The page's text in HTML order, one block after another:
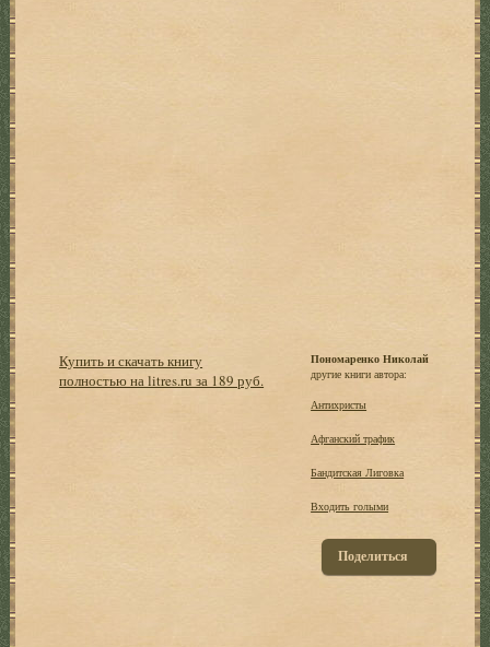
Купить и скачать книгу
полностью на litres.ru за 189 руб.
Пономаренко Николай
другие книги автора:
Антихристы
Афганский трафик
Бандитская Лиговка
Входить голыми
Поделиться